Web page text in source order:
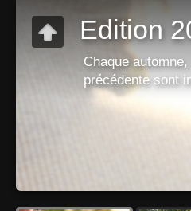
Edition
Chaque
précédente sont